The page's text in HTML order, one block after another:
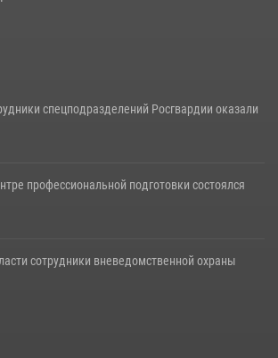
спецподразделений Росгвардии оказали
профессиональной подготовки состоялся
сотрудники вневедомственной охраны